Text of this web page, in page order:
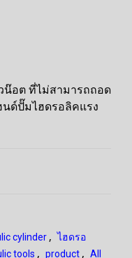
น๊อต ที่ไม่สามารถถอด
ด์ปั๊มไฮดรอลิคแรง
cylinder , ไฮดรอ
tools , product , All